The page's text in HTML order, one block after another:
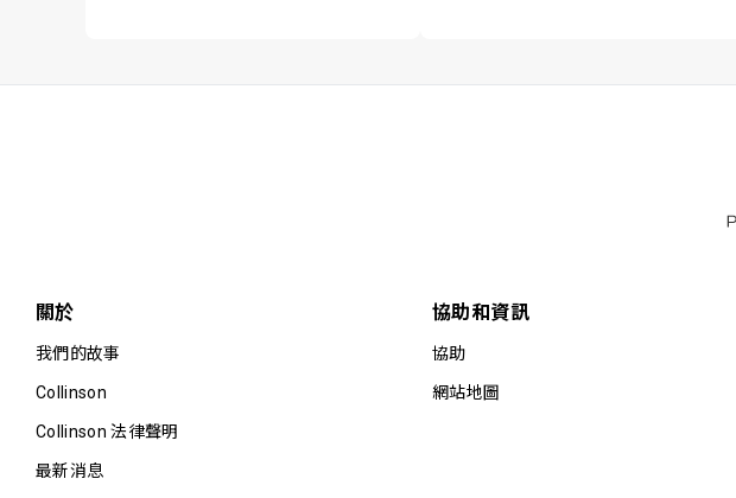
關於
我們的故事
Collinson
Collinson 法律聲明
最新消息
協助和資訊
協助
網站地圖